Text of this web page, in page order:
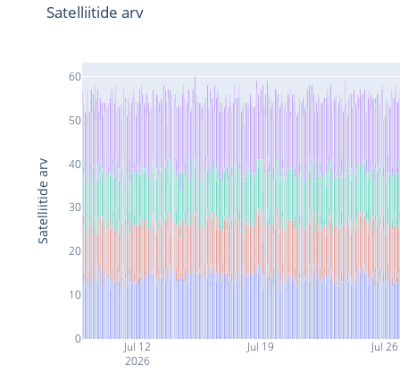
Jul 12
2026
Jul 19 Jul 26
0
10
20
30
40
50
60
Satelliitide arv
Satelliitide arv